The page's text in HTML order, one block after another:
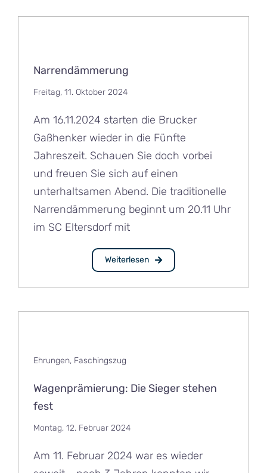
Narrendämmerung
Freitag, 11. Oktober 2024
Am 16.11.2024 starten die Brucker
Gaßhenker wieder in die Fünfte
Jahreszeit. Schauen Sie doch vorbei
und freuen Sie sich auf einen
unterhaltsamen Abend. Die traditionelle
Narrendämmerung beginnt um 20.11 Uhr
im SC Eltersdorf mit
Weiterlesen
Ehrungen, Faschingszug
Wagenprämierung: Die Sieger stehen
fest
Montag, 12. Februar 2024
Am 11. Februar 2024 war es wieder